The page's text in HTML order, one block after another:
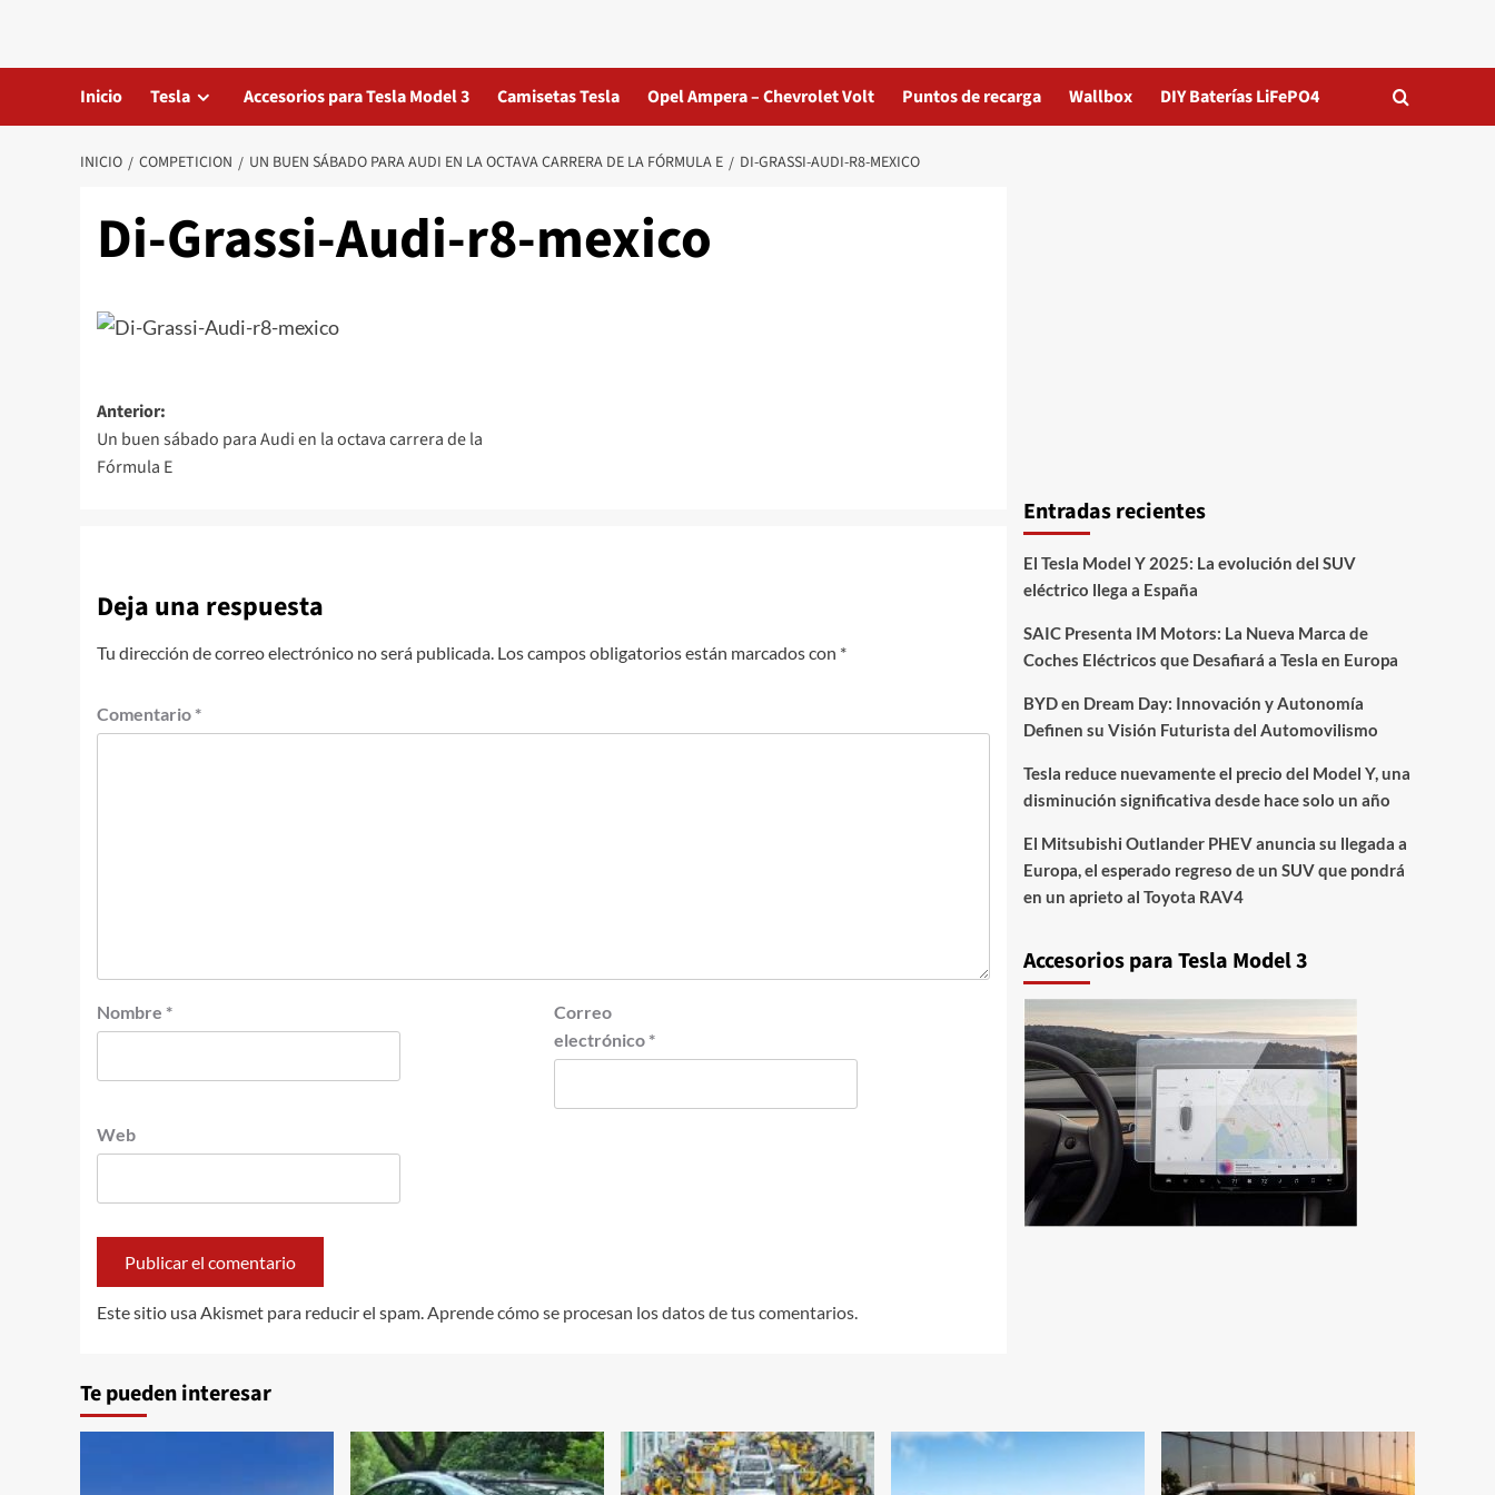
contenido
Inicio Tesla Accesorios para Tesla Model 3 Camisetas Tesla Opel Ampera – Chevrolet Volt Puntos de recarga Wallbox DIY Baterías LiFePO4
INICIO COMPETICION UN BUEN SÁBADO PARA AUDI EN LA OCTAVA CARRERA DE LA FÓRMULA E DI-GRASSI-AUDI-R8-MEXICO
Di-Grassi-Audi-r8-mexico
Navegación
de
entradas
Anterior:
Un buen sábado para Audi en la octava carrera de la
Fórmula E
Deja una respuesta
Tu dirección de correo electrónico no será publicada. Los campos obligatorios están marcados con *
Comentario *
Nombre *
Correo
electrónico *
Web
Este sitio usa Akismet para reducir el spam.Aprende cómo se procesan los datos de tus comentarios.
Entradas recientes
El Tesla Model Y 2025: La evolución del SUV
eléctrico llega a España
SAIC Presenta IM Motors: La Nueva Marca de
Coches Eléctricos que Desafiará a Tesla en Europa
BYD en Dream Day: Innovación y Autonomía
Definen su Visión Futurista del Automovilismo
Tesla reduce nuevamente el precio del Model Y, una
disminución significativa desde hace solo un año
El Mitsubishi Outlander PHEV anuncia su llegada a
Europa, el esperado regreso de un SUV que pondrá
en un aprieto al Toyota RAV4
Accesorios para Tesla Model 3
Te pueden interesar